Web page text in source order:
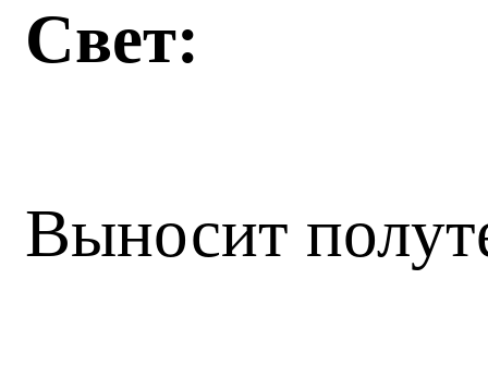
Свет:
Выносит